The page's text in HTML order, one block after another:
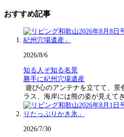
おすすめ記事
2026/8/6
知る人ぞ知る名景
勝手に紀州穴場遺産
遊び心のアンテナを立てて、景
ラス、海岸には熊の姿が見えて
2026/7/30